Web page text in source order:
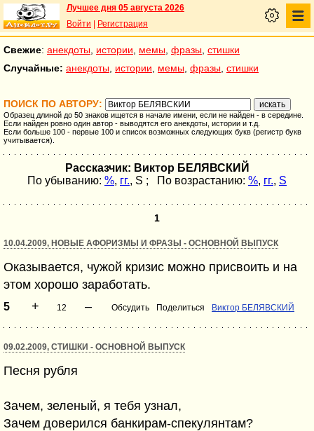
Лучшее дня 05 августа 2026
Войти
Регистрация
Свежие: анекдоты истории мемы фразы стишки
Случайные: анекдоты истории мемы фразы стишки
ПОИСК ПО АВТОРУ:
Образец длиной до 50 знаков ищется в начале имени, если не найден - в середине.
Если найден ровно один автор - выводятся его анекдоты, истории и т.д.
Если больше 100 - первые 100 и список возможных следующих букв (регистр букв
учитывается).
Рассказчик: Виктор БЕЛЯВСКИЙ
По убыванию: %, гг., S ; По возрастанию: %, гг., S
1
10.04.2009, НОВЫЕ АФОРИЗМЫ И ФРАЗЫ - ОСНОВНОЙ ВЫПУСК
Оказывается, чужой кризис можно присвоить и на
этом хорошо заработать.
5 + 12 – Обсудить Поделиться Виктор БЕЛЯВСКИЙ
09.02.2009, СТИШКИ - ОСНОВНОЙ ВЫПУСК
Песня рубля
Зачем, зеленый, я тебя узнал,
Зачем доверился банкирам-спекулянтам?